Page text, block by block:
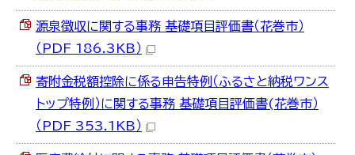
源泉徴収に関する事務 基礎項目評価書（花巻市）
（PDF 186.3KB）
寄附金税額控除に係る申告特例（ふるさと納税ワンス
トップ特例）に関する事務 基礎項目評価書(花巻市）
（PDF 353.1KB）